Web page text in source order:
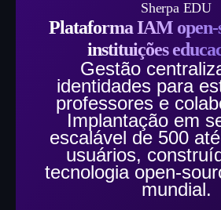
Sherpa EDU
Plataforma IAM open-
instituições
Gestão
identidades para
professores e
Implantação em
escalável de 500
usuários,
tecnologia open-
mundial.